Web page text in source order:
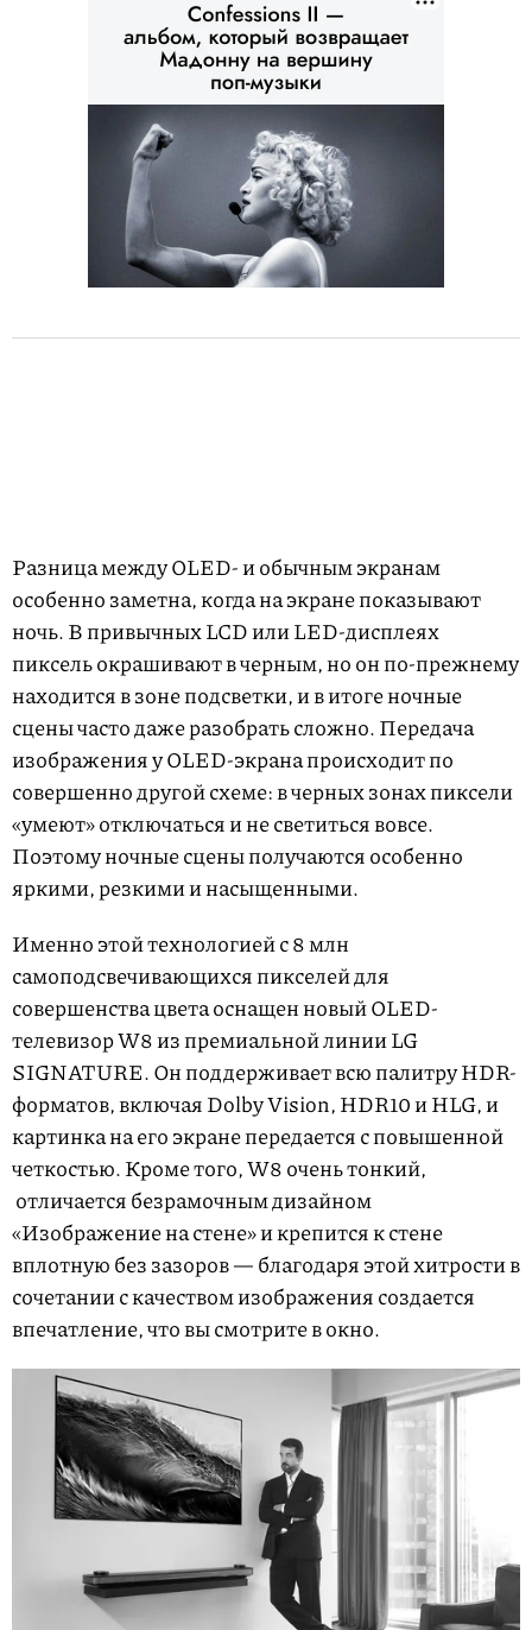
Разница между OLED- и обычным экранам
особенно заметна, когда на экране показывают
ночь. В привычных LCD или LED-дисплеях
пиксель окрашивают в черным, но он по-прежнему
находится в зоне подсветки, и в итоге ночные
сцены часто даже разобрать сложно. Передача
изображения у OLED-экрана происходит по
совершенно другой схеме: в черных зонах пиксели
«умеют» отключаться и не светиться вовсе.
Поэтому ночные сцены получаются особенно
яркими, резкими и насыщенными.
Именно этой технологией с 8 млн
самоподсвечивающихся пикселей для
совершенства цвета оснащен новый OLED-
телевизор W8 из премиальной линии LG
SIGNATURE. Он поддерживает всю палитру HDR-
форматов, включая Dolby Vision, HDR10 и HLG, и
картинка на его экране передается с повышенной
четкостью. Кроме того, W8 очень тонкий,
отличается безрамочным дизайном
«Изображение на стене» и крепится к стене
вплотную без зазоров — благодаря этой хитрости в
сочетании с качеством изображения создается
впечатление, что вы смотрите в окно.